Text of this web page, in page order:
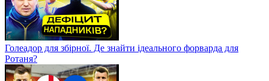
Голеадор для збірної. Де знайти ідеального форварда для
Ротаня?